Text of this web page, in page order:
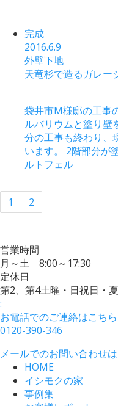
完成
2016.6.9
外壁下地
天竜杉で造るガレ
袋井市M様邸の工
ルバリウムと塗り壁
分の工事も終わり、
います。 2階部分が
ルトフェル
1 2
営業時間
月～土 8:00～17:30
定休日
第2、第4土曜・日祝日・
:
お電話でのご連絡はこちら
0120-390-346
メールでのお問い合わせ
HOME
イシモクの家
事例集